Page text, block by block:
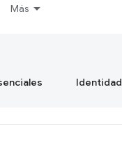
Más
Identidad